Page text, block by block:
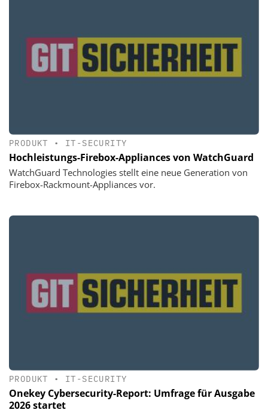
PRODUKT • IT-SECURITY
Hochleistungs-Firebox-Appliances von WatchGuard
WatchGuard Technologies stellt eine neue Generation von
Firebox-Rackmount-Appliances vor.
PRODUKT • IT-SECURITY
Onekey Cybersecurity-Report: Umfrage für Ausgabe
2026 startet